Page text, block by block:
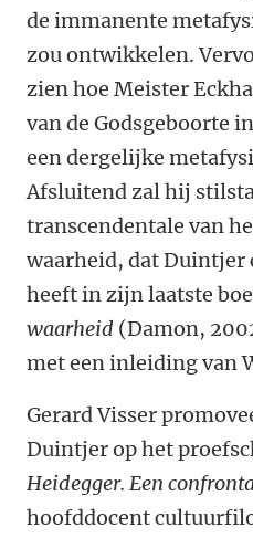
de immanente
zou ontwikkelen.
zien hoe Meister
van de Godsgeboorte
een dergelijke
Afsluitend zal hij
transcendentale van
waarheid, dat Duintjer
heeft in zijn laatste
waarheid (Damon,
met een inleiding van
Gerard Visser
Duintjer op het
Heidegger. Een
hoofddocent